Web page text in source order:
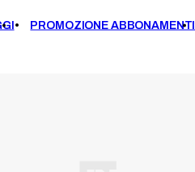
PROMOZIONE ABBONAMENTI